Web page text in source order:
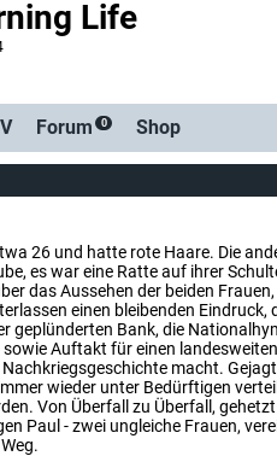
Life
Forum 0 Shop
26 und hatte rote Haare. Die
es war eine Ratte auf ihrer
das Aussehen der beiden
einen bleibenden
geplünderten Bank, die
sowie Auftakt für einen
macht.
wieder unter Bedürftigen
Von Überfall zu Überfall,
Paul - zwei ungleiche Frauen,